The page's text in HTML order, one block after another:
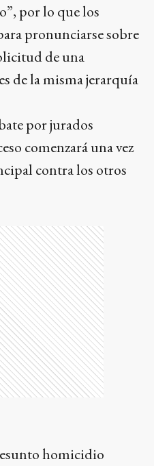
por lo que los
pronunciarse sobre
de una
de la misma jerarquía
por jurados
comenzará una vez
contra los otros
homicidio